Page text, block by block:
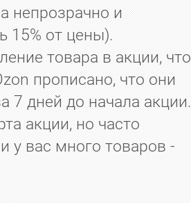
непрозрачно и
15% от цены).
товара в акции, что
прописано, что они
7 дней до начала акции.
акции, но часто
у вас много товаров -